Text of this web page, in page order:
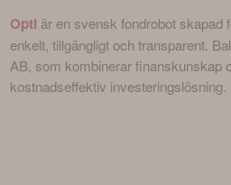
Opti är en svensk fondrobot skapad
enkelt, tillgängligt och transparent.
AB, som kombinerar finanskunskap
kostnadseffektiv investeringslösning.